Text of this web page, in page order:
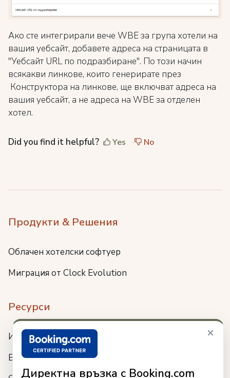
×
Директна връзка с Booking.com
Ако сте интегрирали вече WBE за група хотели на
вашия уебсайт, добавете адреса на страницата в
"Уебсайт URL по подразбиране". По този начин
всякакви линкове, които генерирате през
Конструктора на линкове, ще включват адреса на
вашия уебсайт, а не адреса на WBE за отделен
хотел.
Did you find it helpful? Yes No
Продукти & Решения
Облачен хотелски софтуер
Миграция от Clock Evolution
Ресурси
Интеграции
Блог